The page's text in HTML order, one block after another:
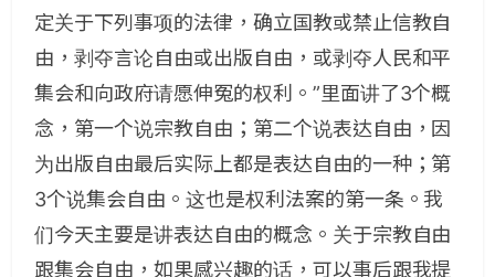
定关于下列事项的法律，确立国教或禁止信教自
由，剥夺言论自由或出版自由，或剥夺人民和平
集会和向政府请愿伸冤的权利。”里面讲了3个概
念，第一个说宗教自由；第二个说表达自由，因
为出版自由最后实际上都是表达自由的一种；第
3个说集会自由。这也是权利法案的第一条。我
们今天主要是讲表达自由的概念。关于宗教自由
跟集会自由，如果感兴趣的话，可以事后跟我提